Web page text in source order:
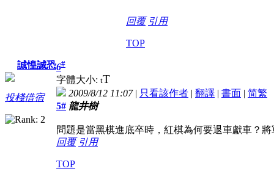
回覆 引用
TOP
誠惶誠恐
投棧借宿
6#
字體大小: tT
2009/8/12 11:07| 只看該作者 | 翻譯 | 書面 | 简繁
5# 龍井樹
問題是當黑棋進底卒時，紅棋為何要退車獻車？
回覆 引用
TOP